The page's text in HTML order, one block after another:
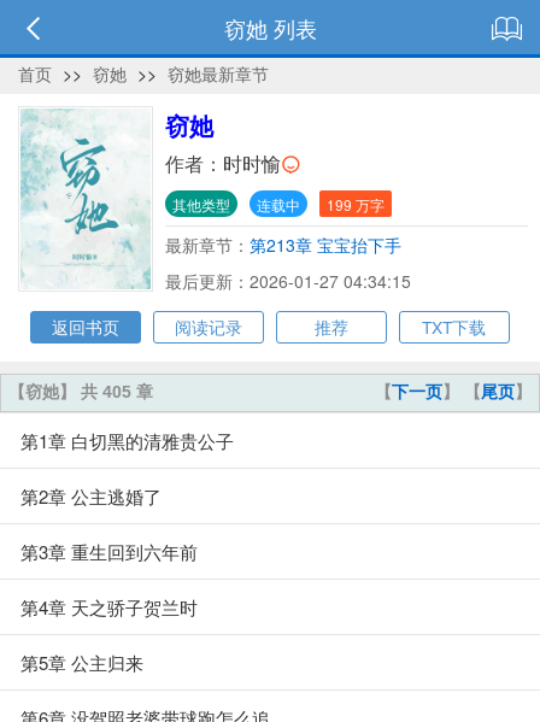
窃她 列表
首页 >> 窃她 >> 窃她最新章节
窃她
作者： 时时愉
其他类型 连载中 199 万字
最新章节： 第213章 宝宝抬下手
最后更新：2026-01-27 04:34:15
返回书页
阅读记录 推荐 TXT下载
【下一页】 【尾页】
【窃她】 共 405 章
第1章 白切黑的清雅贵公子
第2章 公主逃婚了
第3章 重生回到六年前
第4章 天之骄子贺兰时
第5章 公主归来